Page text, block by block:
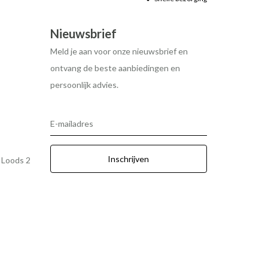
2
Nieuwsbrief
Meld je aan voor onze nieuwsbrief en
ontvang de beste aanbiedingen en
persoonlijk advies.
E-mailadres
Inschrijven